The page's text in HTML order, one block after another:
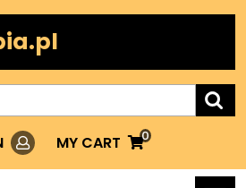
LoginMY CART
MY
0